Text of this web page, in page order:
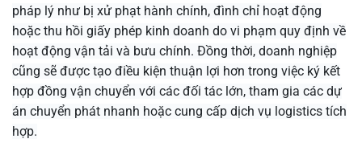
pháp lý như bị xử phạt hành chính, đình chỉ hoạt động
hoặc thu hồi giấy phép kinh doanh do vi phạm quy định về
hoạt động vận tải và bưu chính. Đồng thời, doanh nghiệp
cũng sẽ được tạo điều kiện thuận lợi hơn trong việc ký kết
hợp đồng vận chuyển với các đối tác lớn, tham gia các dự
án chuyển phát nhanh hoặc cung cấp dịch vụ logistics tích
hợp.